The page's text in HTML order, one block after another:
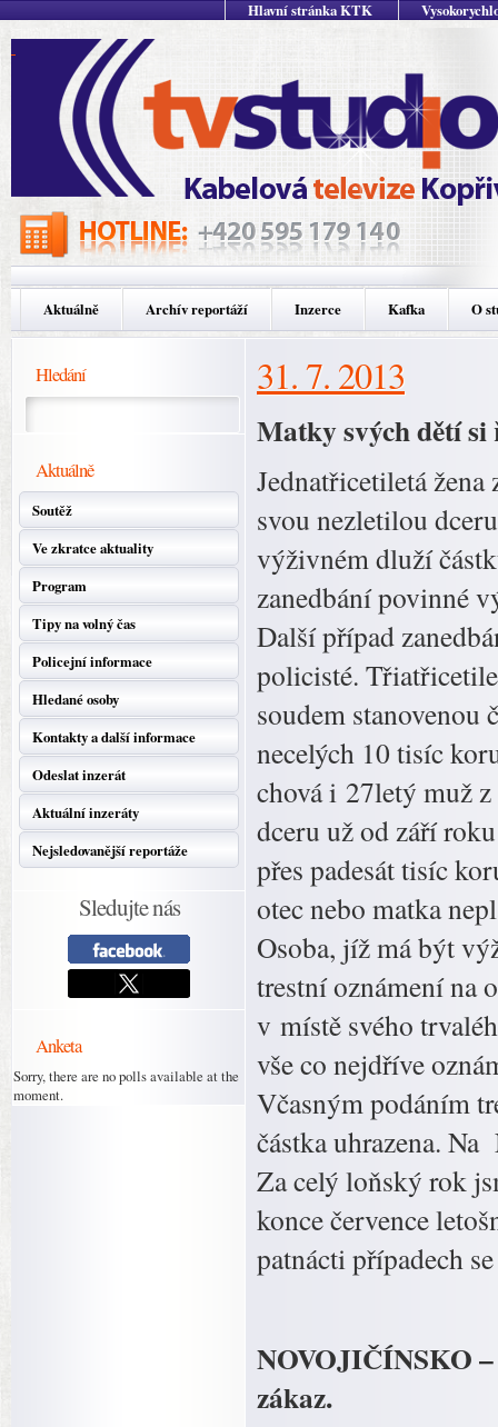
Hlavní stránka KTK
Aktuálně Archív reportáží Inzerce Kafka O
Hledání
Aktuálně
Soutěž
Ve zkratce aktuality
Program
Tipy na volný čas
Policejní informace
Hledané osoby
Kontakty a další informace
Odeslat inzerát
Aktuální inzeráty
Nejsledovanější reportáže
Sledujte nás
Anketa
Sorry, there are no polls available at the
moment.
31. 7. 2013
Matky svých dětí
Jednatřicetiletá
svou nezletilou
výživném dluží
zanedbání povinné
Další případ
policisté.
soudem stanovenou
necelých 10 tisíc
chová i 27letý muž
dceru už od září
přes padesát tisíc
otec nebo matka
Osoba, jíž má být
trestní oznámení na
v místě svého
vše co nejdříve
Včasným podáním
částka uhrazena.
Za celý loňský rok
konce července
patnácti případech
NOVOJIČÍNSKO
zákaz.